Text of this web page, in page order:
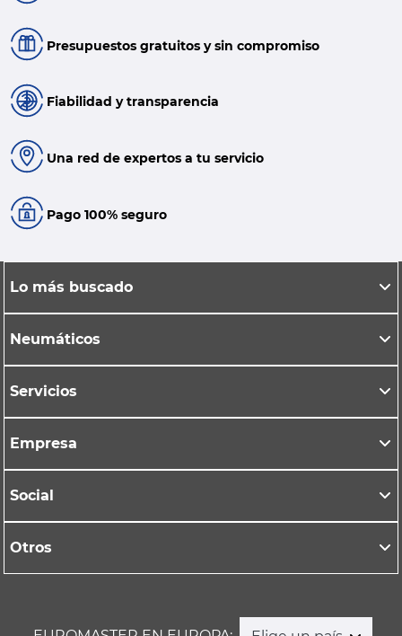
Presupuestos gratuitos y sin compromiso
Fiabilidad y transparencia
Una red de expertos a tu servicio
Pago 100% seguro
Lo más buscado
Neumáticos
Servicios
Empresa
Social
Otros